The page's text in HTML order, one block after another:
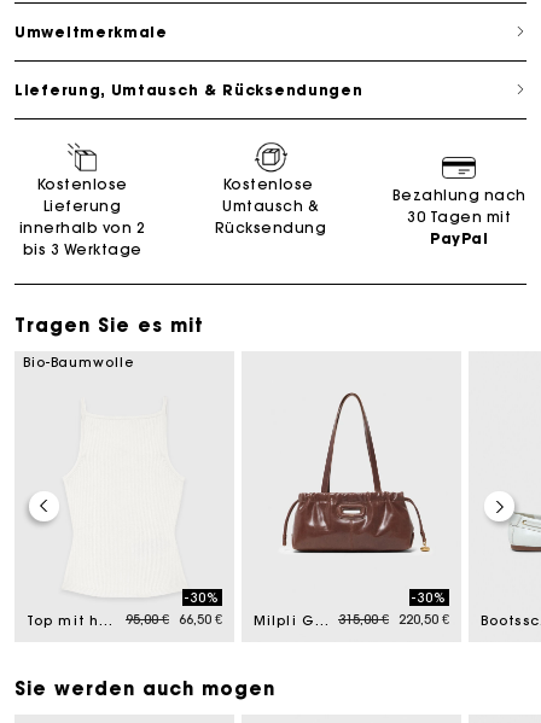
Umweltmerkmale
Lieferung, Umtausch & Rücksendungen
Kostenlose
Lieferung
innerhalb von 2
bis 3 Werktage
Kostenlose
Umtausch &
Rücksendung
Bezahlung nach
30 Tagen mit
PayPal
Tragen Sie es mit
Bio-Baumwolle
Top mit hohem, geradem Ausschnitt Price reduced from
95,00 €to
-30%
66,50 €
Milpli Gazette aus Vintage-Leder Price reduced from
315,00 €to
-30%
220,50 €
Sie werden auch mogen